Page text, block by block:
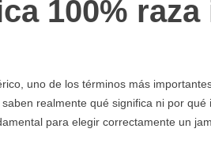
100%
uno de los términos más
realmente qué significa ni por
para elegir correctamente un